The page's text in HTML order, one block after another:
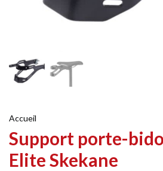
Accueil
Support porte-
Elite Skekane